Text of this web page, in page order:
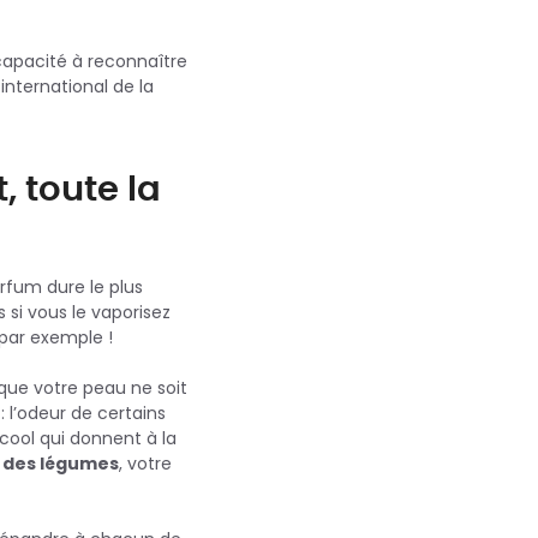
à reconnaître
de la
toute la
dure le plus
vous le vaporisez
exemple !
votre peau ne soit
de certains
qui donnent à la
légumes, votre